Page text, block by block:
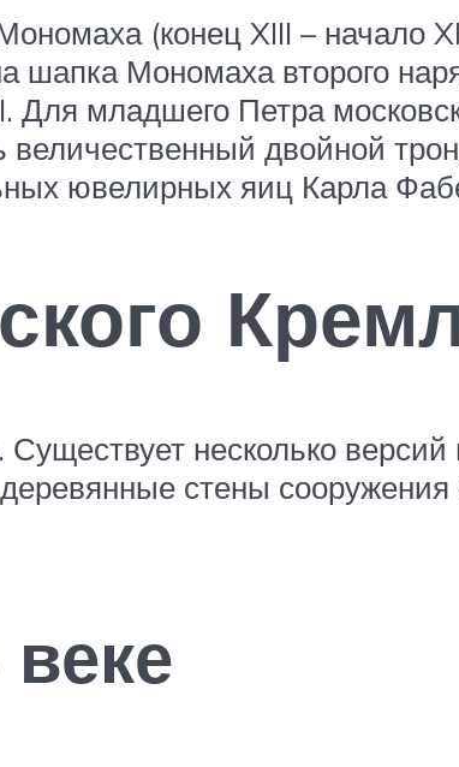
(конец XIII – начало
шапка Мономаха второго
Для младшего Петра
двойной
ювелирных яиц Карла
Существует несколько
стены